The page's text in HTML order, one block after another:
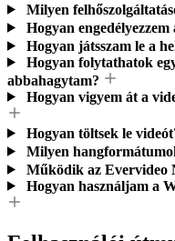
Milyen
Hogyan
Hogyan játsszam le a
Hogyan folytathatok
abbahagytam?
Hogyan vigyem át a
Hogyan töltsek le
Milyen
Működik az Evervideo
Hogyan használjam a